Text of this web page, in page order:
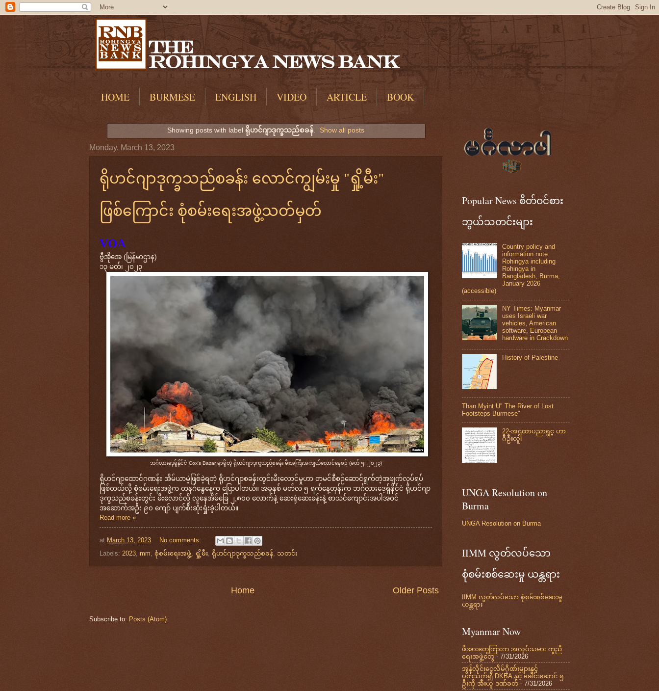
HOME BURMESE ENGLISH VIDEO ARTICLE BOOK
Showing posts with label ရိုဟင်ဂျာဒုက္ခသည်စခန်. Show all posts
Monday, March 13, 2023
ရိုဟင်ဂျာဒုက္ခသည်စခန်း လောင်ကျွမ်းမှု "ရှို့မီး"
ဖြစ်ကြောင်း စုံစမ်းရေးအဖွဲ့သတ်မှတ်
VOA
ဗွီအိုအေ (မြန်မာဌာန)
၁၃ မတ်၊ ၂၀၂၃
ဘင်္ဂလားဒေ့ရှ်နိုင်ငံ Cox's Bazar မှာရှိတဲ့ ရိုဟင်ဂျာဒုက္ခသည်စခန်း မီးအကြီးအကျယ်လောင်နေစဉ် (မတ် ၅၊ ၂၀၂၃)
ရိုဟင်ဂျာထောင်ဂဏန်း အိမ်ယာမဲ့ဖြစ်ခဲ့ရတဲ့ ရိုဟင်ဂျာစခန်းတွင်းမီးလောင်မှုဟာ တမင်စီစဉ်ဆောင်ရွက်တဲ့အဖျက်လုပ်ရပ်
ဖြစ်တယ်လို့ စုံစမ်းရေးအဖွဲ့က တနင်္ဂနွေနေ့က ပြောပါတယ်။ အခုနှစ် မတ်လ ၅ ရက်နေ့တုန်းက ဘင်္ဂလားဒေ့ရှ်နိုင်ငံ ရိုဟင်ဂျာ
ဒုက္ခသည်စခန်းတွင်း မီးလောင်လို့ လူနေအိမ်ခြေ ၂,၈၀၀ လောက်နဲ့ ဆေးရုံဆေးခန်းနဲ့ စာသင်ကျောင်းအပါအဝင်
အဆောက်အဦး ၉၀ ကျော် ပျက်စီးဆုံးရှုံးခဲ့ပါတယ်။
Read more »
at March 13, 2023
No comments:
Labels: 2023 mm စုံစမ်းရေးအဖွဲ့ ရှို့မီး ရိုဟင်ဂျာဒုက္ခသည်စခန် သတင်း
Older Posts
Home
Subscribe to: Posts (Atom)
Popular News စိတ်ဝင်စား
ဘွယ်သတင်းများ
Country policy and
information note:
Rohingya including
Rohingya in
Bangladesh, Burma,
January 2026
(accessible)
NY Times: Myanmar
uses Israeli war
vehicles, American
software, European
hardware in Crackdown
History of Palestine
Than Myint U" The River of Lost
Footsteps Burmese"
22-အဌထာပညာရွင္ ဟာ
ဂ်ီဦးလူ၊
UNGA Resolution on
Burma
UNGA Resolution on Burma
IIMM လွတ်လပ်သော
စုံစမ်းစစ်ဆေးမှု ယန္တရား
IIMM လွတ်လပ်သော စုံစမ်းစစ်ဆေးမှု
ယန္တရား
Myanmar Now
ဖိအားတွေကြားက အလုပ်သမား ကူညီ
ရေးအဖွဲ့တွေ- 7/31/2026
အွန်လိုင်းငွေလိမ်ဂိုဏ်းများနှင့်
ပတ်သက်၍ DKBA နှင့် ခေါင်းဆောင် ၅
ဦးကို အီးယူ ဒဏ်ခတ် - 7/31/2026